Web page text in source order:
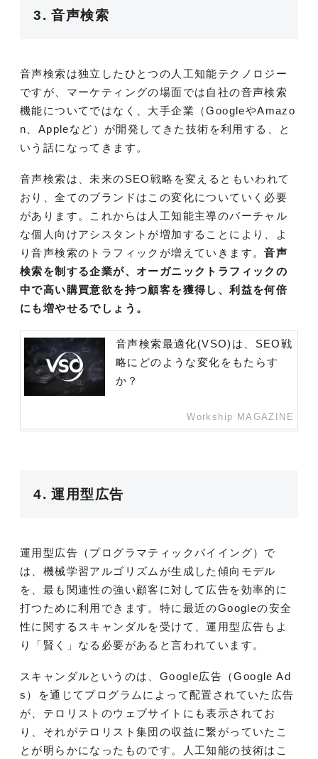
3. 音声検索
音声検索は独立したひとつの人工知能テクノロジー
ですが、マーケティングの場面では自社の音声検索
機能についてではなく、大手企業（GoogleやAmazo
n、Appleなど）が開発してきた技術を利用する、と
いう話になってきます。
音声検索は、未来のSEO戦略を変えるともいわれて
おり、全てのブランドはこの変化についていく必要
があります。これからは人工知能主導のバーチャル
な個人向けアシスタントが増加することにより、よ
り音声検索のトラフィックが増えていきます。音声
検索を制する企業が、オーガニックトラフィックの
中で高い購買意欲を持つ顧客を獲得し、利益を何倍
にも増やせるでしょう。
音声検索最適化(VSO)は、SEO戦
略にどのような変化をもたらす
か？
Workship MAGAZINE
4. 運用型広告
運用型広告（プログラマティックバイイング）で
は、機械学習アルゴリズムが生成した傾向モデル
を、最も関連性の強い顧客に対して広告を効率的に
打つために利用できます。特に最近のGoogleの安全
性に関するスキャンダルを受けて、運用型広告もよ
り「賢く」なる必要があると言われています。
スキャンダルというのは、Google広告（Google Ad
s）を通じてプログラムによって配置されていた広告
が、テロリストのウェブサイトにも表示されてお
り、それがテロリスト集団の収益に繋がっていたこ
とが明らかになったものです。人工知能の技術はこ